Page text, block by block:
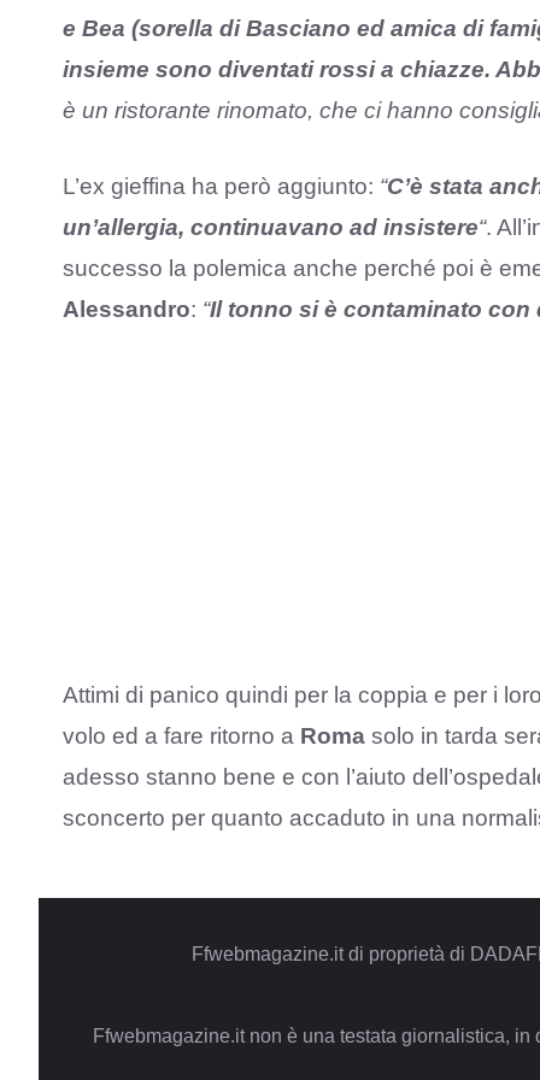
e Bea (sorella di Basciano ed amica di
insieme sono diventati rossi a chiazze.
è un ristorante rinomato, che ci hanno
L’ex gieffina ha però aggiunto: “C’è stata
un’allergia, continuavano ad insistere“.
successo la polemica anche perché poi è
Alessandro: “Il tonno si è contaminato con
Attimi di panico quindi per la coppia e per i
volo ed a fare ritorno a Roma solo in tarda
adesso stanno bene e con l’aiuto
sconcerto per quanto accaduto in una
Ffwebmagazine.it di proprietà di
Ffwebmagazine.it non è una testata giornalistica,